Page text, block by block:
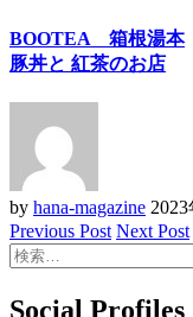
BOOTEA 箱根湯本
豚丼と 紅茶のお店
by hana-magazine
Previous Post Next Post
検
Social Profiles